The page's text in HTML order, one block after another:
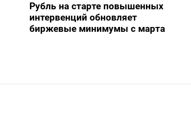
Рубль на старте повышенных
интервенций обновляет
биржевые минимумы с марта